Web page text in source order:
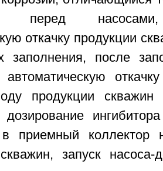
перед
откачку продукции
после
автоматическую
продукции скважин
дозирование
приемный коллектор
запуск насоса-